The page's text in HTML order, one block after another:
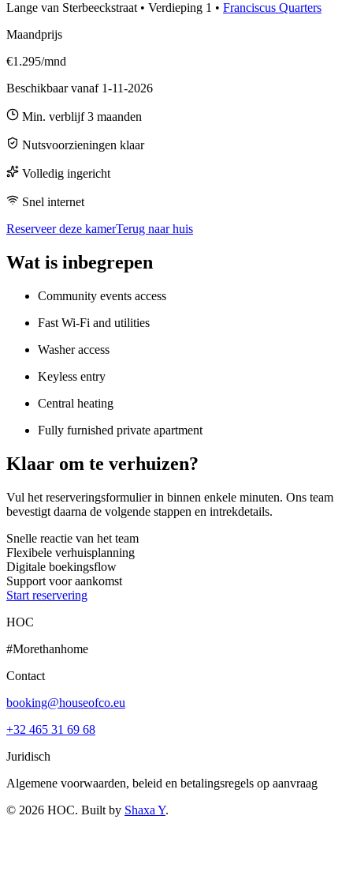
Lange van Sterbeeckstraat• Verdieping 1 • Franciscus Quarters
Maandprijs
€1.295/mnd
Beschikbaar vanaf 1-11-2026
Min. verblijf 3 maanden
Nutsvoorzieningen klaar
Volledig ingericht
Snel internet
Reserveer deze kamerTerug naar huis
Wat is inbegrepen
Community events access
Fast Wi-Fi and utilities
Washer access
Keyless entry
Central heating
Fully furnished private apartment
Klaar om te verhuizen?
Vul het reserveringsformulier in binnen enkele minuten. Ons team
bevestigt daarna de volgende stappen en intrekdetails.
Snelle reactie van het team
Flexibele verhuisplanning
Digitale boekingsflow
Support voor aankomst
Start reservering
HOC
#Morethanhome
Contact
booking@houseofco.eu
+32 465 31 69 68
Juridisch
Algemene voorwaarden, beleid en betalingsregels op aanvraag
© 2026 HOC. Built by Shaxa Y.